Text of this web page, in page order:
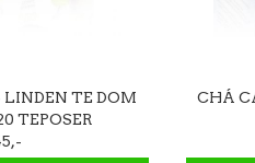
TE DOM
TEPOSER
CHÁ